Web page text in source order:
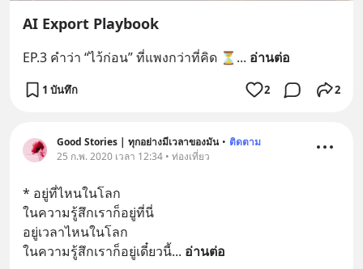
AI Export Playbook
EP.3 คำว่า “ไว้ก่อน” ที่แพงกว่าที่คิด ⏳ ... อ่านต่อ
1 บันทึก 2 2
Good Stories | ทุกอย่างมีเวลาของมัน • ติดตาม
25 ก.พ. 2020 เวลา 12:34 • ท่องเที่ยว
* อยู่ที่ไหนในโลก
ในความรู้สึกเราก็อยู่ที่นี่
อยู่เวลาไหนในโลก
ในความรู้สึกเราก็อยู่เดี๋ยวนี้... อ่านต่อ